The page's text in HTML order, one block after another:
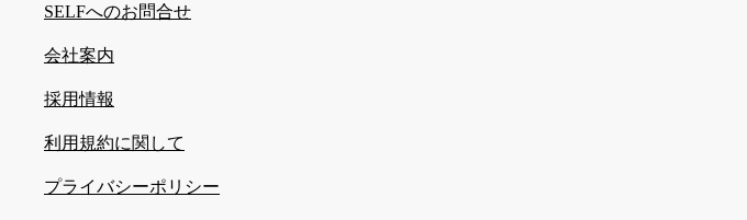
SELFへのお問合せ
会社案内
採用情報
利用規約に関して
プライバシーポリシー